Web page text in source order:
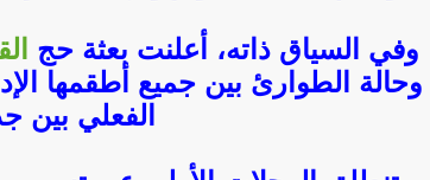
وفي السياق ذاته، أعلنت بعثة حج
وحالة الطوارئ بين جميع أطقمها
الفعلي بين